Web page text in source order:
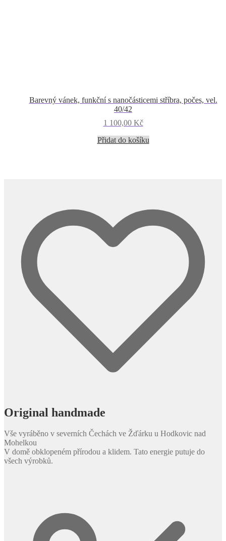
Barevný vánek, funkční s nanočásticemi stříbra, počes, vel.
40/42
1 100,00 Kč
Přidat do košíku
Original handmade
Vše vyráběno v severních Čechách ve Žďárku u Hodkovic nad
Mohelkou
V domě obklopeném přírodou a klidem. Tato energie putuje do
všech výrobků.